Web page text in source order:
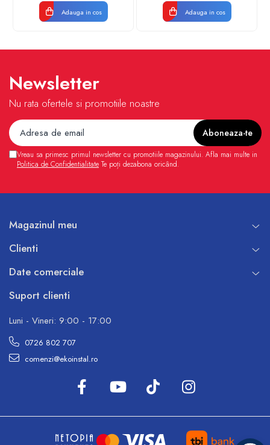
Adauga in cos Adauga in cos
Newsletter
Nu rata ofertele si promotiile noastre
Vreau sa primesc primul newsletter cu promotiile magazinului. Afla mai multe in
Politica de Confidentialitate Te poți dezabona oricând.
Magazinul meu
Clienti
Date comerciale
Suport clienti
Luni - Vineri: 9:00 - 17:00
0726 802 707
comenzi@ekoinstal.ro